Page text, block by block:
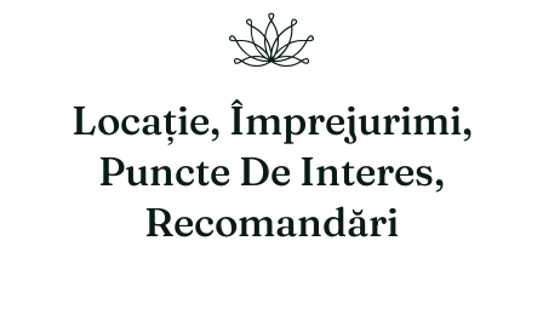
Locație, Împrejurimi,
Puncte De Interes,
Recomandări